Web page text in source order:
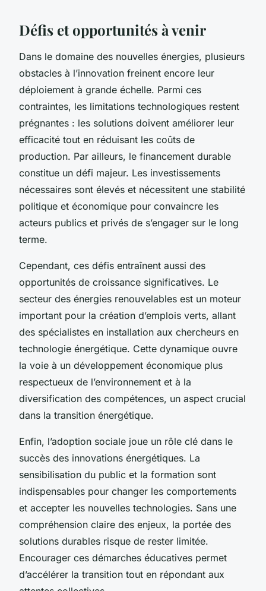
Défis et opportunités à venir
Dans le domaine des nouvelles énergies, plusieurs
obstacles à l’innovation freinent encore leur
déploiement à grande échelle. Parmi ces
contraintes, les limitations technologiques restent
prégnantes : les solutions doivent améliorer leur
efficacité tout en réduisant les coûts de
production. Par ailleurs, le financement durable
constitue un défi majeur. Les investissements
nécessaires sont élevés et nécessitent une stabilité
politique et économique pour convaincre les
acteurs publics et privés de s’engager sur le long
terme.
Cependant, ces défis entraînent aussi des
opportunités de croissance significatives. Le
secteur des énergies renouvelables est un moteur
important pour la création d’emplois verts, allant
des spécialistes en installation aux chercheurs en
technologie énergétique. Cette dynamique ouvre
la voie à un développement économique plus
respectueux de l’environnement et à la
diversification des compétences, un aspect crucial
dans la transition énergétique.
Enfin, l’adoption sociale joue un rôle clé dans le
succès des innovations énergétiques. La
sensibilisation du public et la formation sont
indispensables pour changer les comportements
et accepter les nouvelles technologies. Sans une
compréhension claire des enjeux, la portée des
solutions durables risque de rester limitée.
Encourager ces démarches éducatives permet
d’accélérer la transition tout en répondant aux